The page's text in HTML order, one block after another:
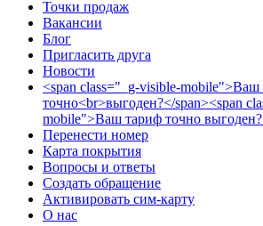
Точки продаж
Вакансии
Блог
Пригласить друга
Новости
<span class="_g-visible-mobile">Ваш
точно<br>выгоден?</span><span
mobile">Ваш тариф точно
Перенести номер
Карта покрытия
Вопросы и ответы
Создать обращение
Активировать сим-карту
О нас